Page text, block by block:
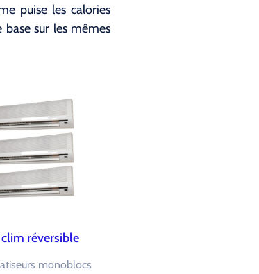
puise les calories
sur les mêmes
réversible
monoblocs